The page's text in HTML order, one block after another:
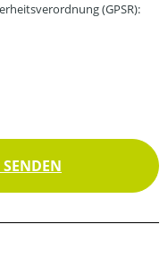
(GPSR):